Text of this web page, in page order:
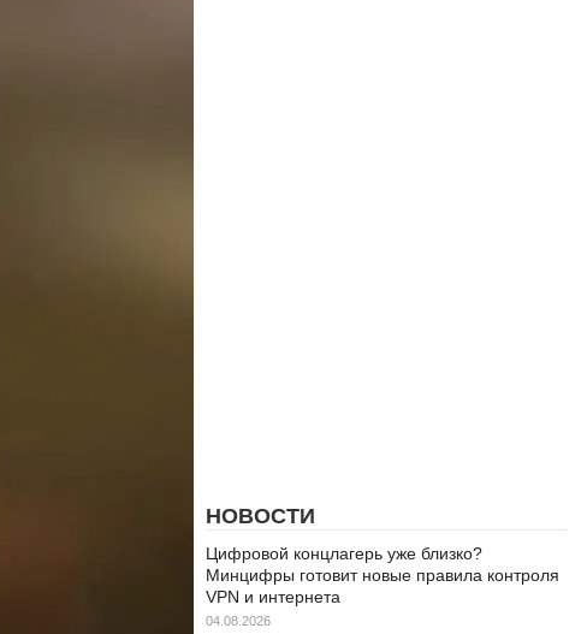
НОВОСТИ
Цифровой концлагерь уже близко?
Минцифры готовит новые правила контроля
VPN и интернета
04.08.2026